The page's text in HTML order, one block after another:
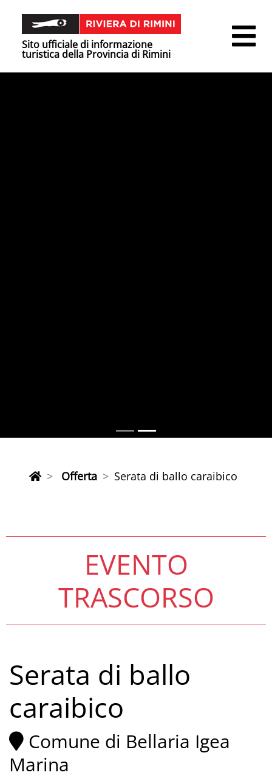
Sito ufficiale di informazione
turistica della Provincia di Rimini
Offerta Serata di ballo caraibico
EVENTO
TRASCORSO
Serata di ballo
caraibico
Comune di Bellaria Igea
Marina